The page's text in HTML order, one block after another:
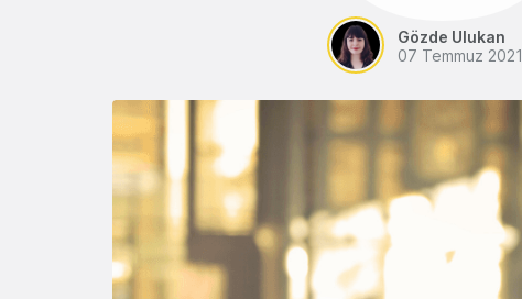
Gözde Ulukan
07 Temmuz 2021